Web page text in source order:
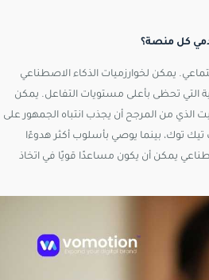
كل منصة؟
يمكن لخوارزميات الذكاء الاصطناعي
التي تحظى بأعلى مستويات التفاعل. يمكن
الذي من المرجح أن يجذب انتباه الجمهور على
توك، بينما يوصي بأسلوب أكثر هدوءًا
يمكن أن يكون مساعدًا قويًا في اتخاذ